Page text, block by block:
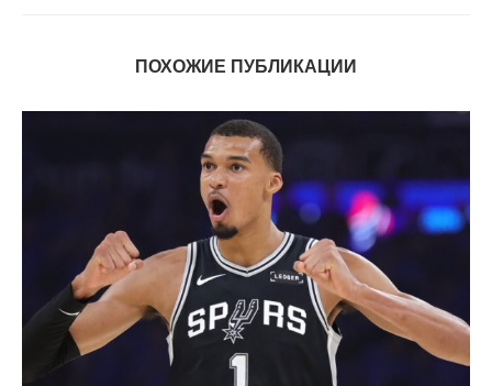
ПОХОЖИЕ ПУБЛИКАЦИИ